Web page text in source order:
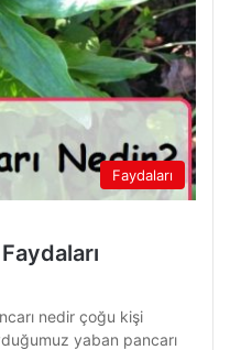
Faydaları
nedir çoğu kişi
yaban pancarı